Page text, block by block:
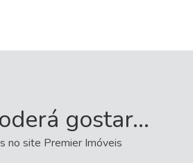
gostar...
no site Premier Imóveis